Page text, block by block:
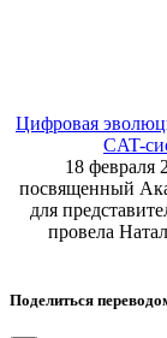
Цифровая
CAT-
18 февраля
посвященный
для
провела
Поделиться